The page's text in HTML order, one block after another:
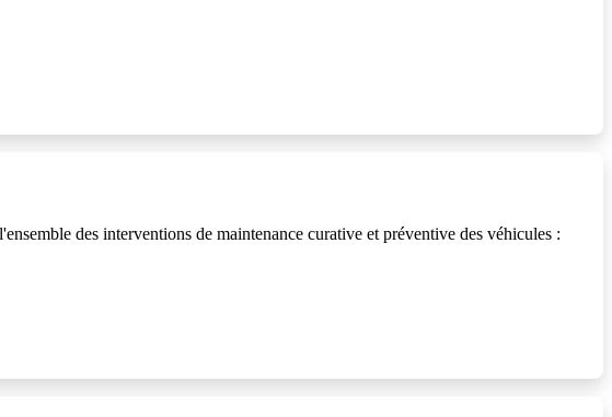
des interventions de maintenance curative et préventive des véhicules :